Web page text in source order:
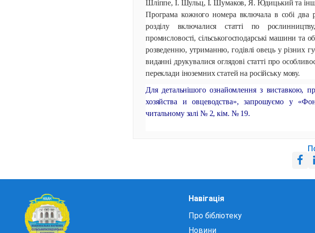
Шліппе, І. Шульц, І. Шумаков, Я. Юдицький та
Програма кожного номера включала в собі два
розділу включалися статті по
промисловості, сільськогосподарські машини та
розведенню, утриманню, годівлі овець у різних
виданні друкувалися оглядові статті про
переклади іноземних статей на російську мову.
Для детальнішого ознайомлення з виставкою,
хозяйства и овцеводства», запрошуємо у
читальному залі № 2, кім. № 19.
Навігація
Про бібліотеку
Новини